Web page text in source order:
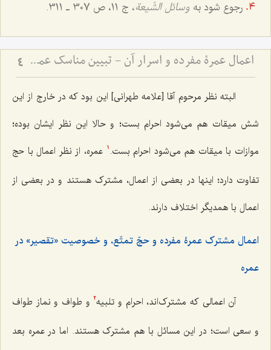
رجوع شود به وسائل الشّیعة، ج 11، ص 307 ـ 311.
اعمال عمرۀ مفرده و اسرار آن - تبیین مناسک عمره و توضیح اماکن مکه و مدینه 4
البته نظر مرحوم آقا [علامه طهرانی] این بود که در خارج از این
شش میقات هم می‌شود احرام بست؛ و حالا این نظر ایشان بوده؛
موازات با میقات هم می‌شود احرام بست. 1
عمره، از ‌نظر اعمال با حج
تفاوت دارد؛ اینها در بعضی از اعمال، مشترک هستند و در بعضی از
اعمال با همدیگر اختلاف دارند.
اعمال مشترک عمرۀ مفرده و حجّ تمتّع، و خصوصیت «تقصیر» در
عمره
آن اعمالی که مشترک‌اند، احرام و تلبیه2
و طواف و نماز طواف
و سعی است؛ در این مسائل با هم مشترک هستند. اما در عمره بعد